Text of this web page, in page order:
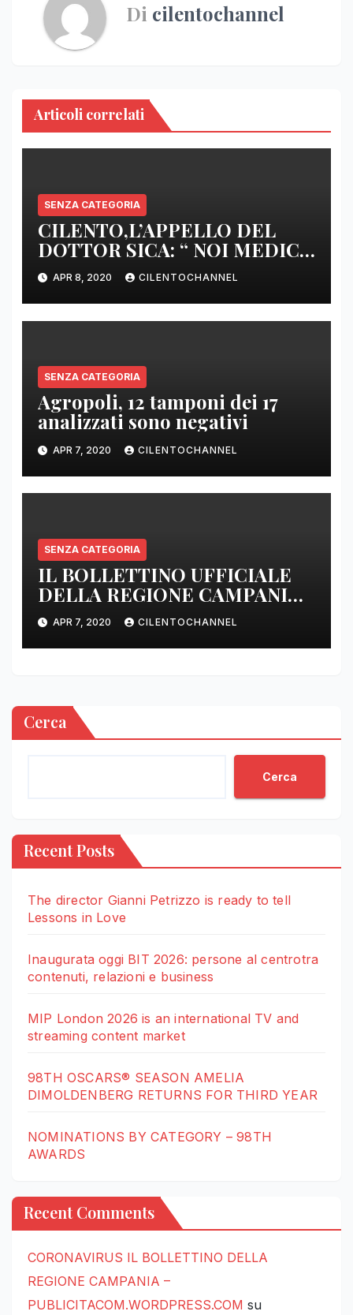
Di cilentochannel
Articoli correlati
SENZA CATEGORIA
CILENTO,L’APPELLO DEL
DOTTOR SICA: “ NOI MEDICI
DI BASE SIAMO SENZA ARMI
E SENZA PRESIDI”
APR 8, 2020 CILENTOCHANNEL
SENZA CATEGORIA
Agropoli, 12 tamponi dei 17
analizzati sono negativi
APR 7, 2020 CILENTOCHANNEL
SENZA CATEGORIA
IL BOLLETTINO UFFICIALE
DELLA REGIONE CAMPANIA
DELLE ORE 22.00
APR 7, 2020 CILENTOCHANNEL
Cerca
Cerca
Recent Posts
The director Gianni Petrizzo is ready to tell
Lessons in Love
Inaugurata oggi BIT 2026: persone al centrotra
contenuti, relazioni e business
MIP London 2026 is an international TV and
streaming content market
98TH OSCARS® SEASON AMELIA
DIMOLDENBERG RETURNS FOR THIRD YEAR
NOMINATIONS BY CATEGORY – 98TH
AWARDS
Recent Comments
CORONAVIRUS IL BOLLETTINO DELLA
REGIONE CAMPANIA –
PUBLICITACOM.WORDPRESS.COM su